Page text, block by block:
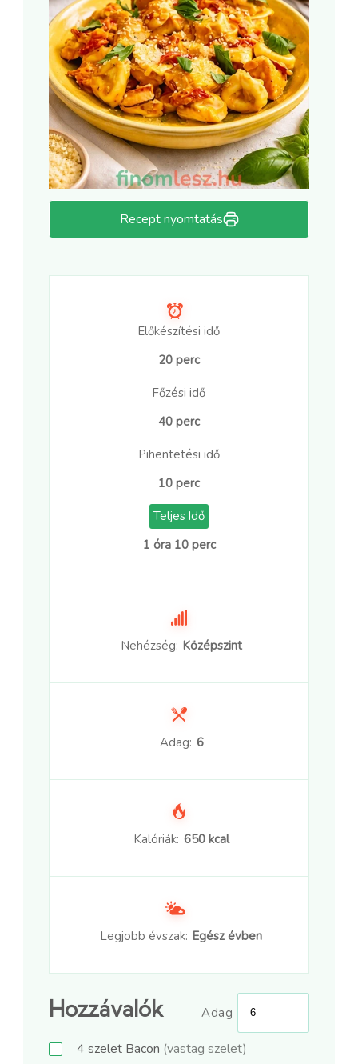
Recept nyomtatás
Előkészítési idő
20 perc
Főzési idő
40 perc
Pihentetési idő
10 perc
Teljes Idő
1 óra 10 perc
Nehézség: Középszint
Adag: 6
Kalóriák: 650 kcal
Legjobb évszak: Egész évben
Hozzávalók Adag
4 szelet Bacon (vastag szelet)